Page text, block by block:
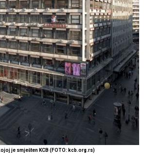
je smješten KCB (FOTO: kcb.org.rs)